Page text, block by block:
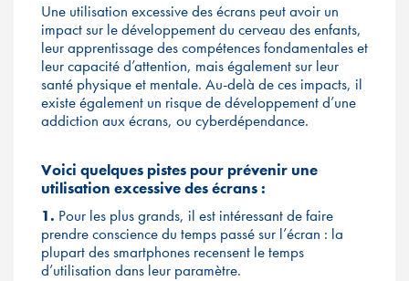
Une utilisation excessive des écrans peut avoir un
impact sur le développement du cerveau des enfants,
leur apprentissage des compétences fondamentales et
leur capacité d’attention, mais également sur leur
santé physique et mentale. Au-delà de ces impacts, il
existe également un risque de développement d’une
addiction aux écrans, ou cyberdépendance.
Voici quelques pistes pour prévenir une
utilisation excessive des écrans :
1. Pour les plus grands, il est intéressant de faire
prendre conscience du temps passé sur l’écran : la
plupart des smartphones recensent le temps
d’utilisation dans leur paramètre.